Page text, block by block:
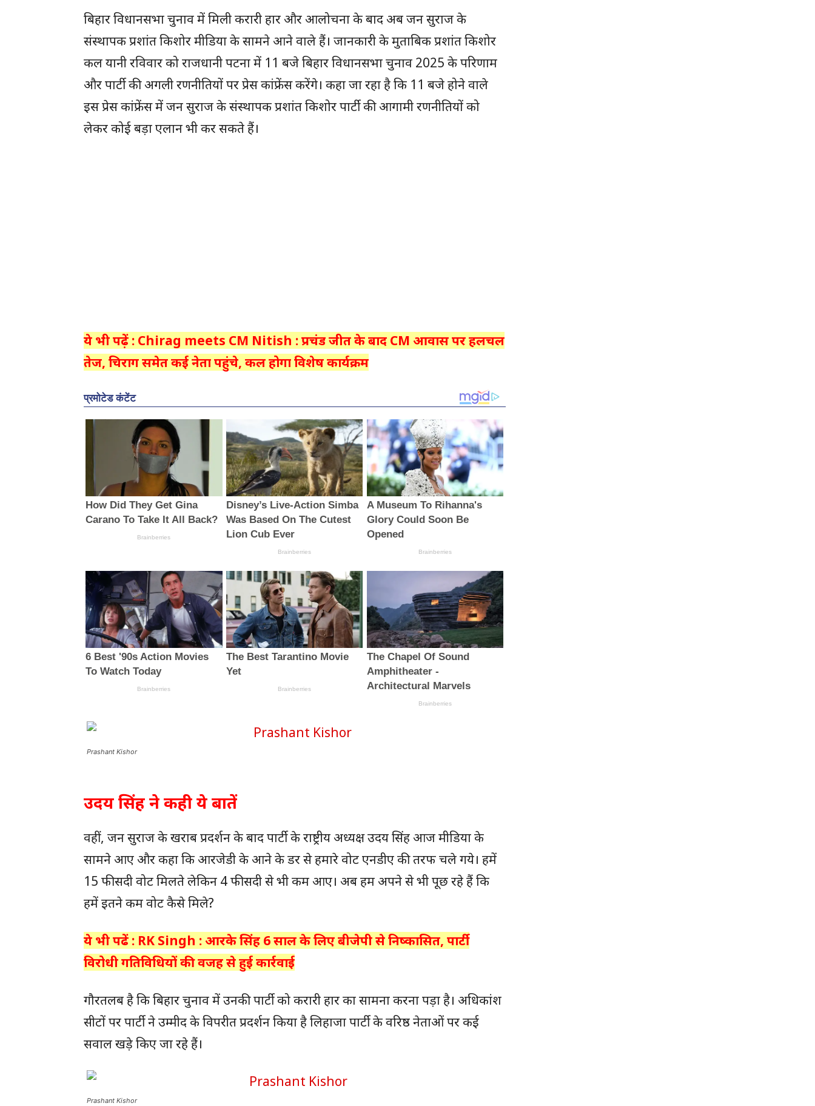
बिहार विधानसभा चुनाव में मिली करारी हार और आलोचना के बाद अब जन सुराज के
संस्थापक प्रशांत किशोर मीडिया के सामने आने वाले हैं। जानकारी के मुताबिक प्रशांत किशोर
कल यानी रविवार को राजधानी पटना में 11 बजे बिहार विधानसभा चुनाव 2025 के परिणाम
और पार्टी की अगली रणनीतियों पर प्रेस कांफ्रेंस करेंगे। कहा जा रहा है कि 11 बजे होने वाले
इस प्रेस कांफ्रेंस में जन सुराज के संस्थापक प्रशांत किशोर पार्टी की आगामी रणनीतियों को
लेकर कोई बड़ा एलान भी कर सकते हैं।
ये भी पढ़ें : Chirag meets CM Nitish : प्रचंड जीत के बाद CM आवास पर हलचल
तेज, चिराग समेत कई नेता पहुंचे, कल होगा विशेष कार्यक्रम
Prashant Kishor
उदय सिंह ने कही ये बातें
वहीं, जन सुराज के खराब प्रदर्शन के बाद पार्टी के राष्ट्रीय अध्यक्ष उदय सिंह आज मीडिया के
सामने आए और कहा कि आरजेडी के आने के डर से हमारे वोट एनडीए की तरफ चले गये। हमें
15 फीसदी वोट मिलते लेकिन 4 फीसदी से भी कम आए। अब हम अपने से भी पूछ रहे हैं कि
हमें इतने कम वोट कैसे मिले?
ये भी पढें : RK Singh : आरके सिंह 6 साल के लिए बीजेपी से निष्कासित, पार्टी
विरोधी गतिविधियों की वजह से हुई कार्रवाई
गौरतलब है कि बिहार चुनाव में उनकी पार्टी को करारी हार का सामना करना पड़ा है। अधिकांश
सीटों पर पार्टी ने उम्मीद के विपरीत प्रदर्शन किया है लिहाजा पार्टी के वरिष्ठ नेताओं पर कई
सवाल खड़े किए जा रहे हैं।
Prashant Kishor